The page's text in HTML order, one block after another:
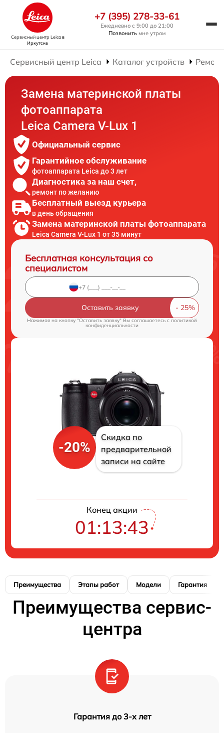
Сервисный центр Leicaв
Иркутске
+7 (395) 278-33-61
Ежедневно с 9:00 до 21:00
Позвонить мне утром
Сервисный центр Leica Каталог устройств
Замена материнской платы
фотоаппарата
Leica Camera V-Lux 1
Официальный сервис
Гарантийное обслуживание
фотоаппарата Leica до 3 лет
Диагностика за наш счет,
ремонт по желанию
Бесплатный выезд курьера
в день обращения
Замена материнской платы фотоаппарата
Leica Camera V-Lux 1 от 35 минут
Бесплатная консультация со
специалистом
Оставить заявку
Нажимая на кнопку "Оставить заявку" Вы соглашаетесь cполитикой
конфиденциальности
-20%
Скидка по
предварительной
записи на сайте
Конец акции
01:13:42
Преимущества Этапы работ Модели Гарантия
Преимущества сервис-
центра
Гарантия до 3-х лет